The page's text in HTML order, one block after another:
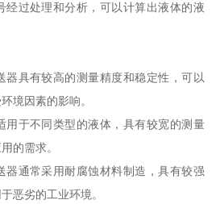
经过处理和分析，可以计算出液体的液
器具有较高的测量精度和稳定性，可以
境因素的影响。
用于不同类型的液体，具有较宽的测量
的需求。
器通常采用耐腐蚀材料制造，具有较强
恶劣的工业环境。